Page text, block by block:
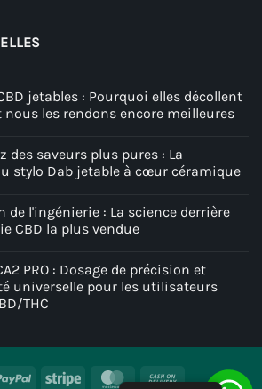
jetables : Pourquoi elles décollent
les rendons encore meilleures
des saveurs plus pures : La
stylo Dab jetable à cœur céramique
de l'ingénierie : La science derrière
CBD la plus vendue
PRO : Dosage de précision et
universelle pour les utilisateurs
THC